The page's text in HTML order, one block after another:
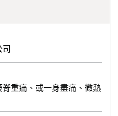
重痛、或一身盡痛、微熱